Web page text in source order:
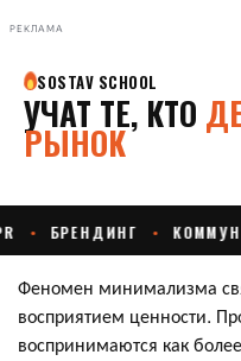
РЕКЛАМА
Феномен минимализма
восприятием ценности.
воспринимаются как